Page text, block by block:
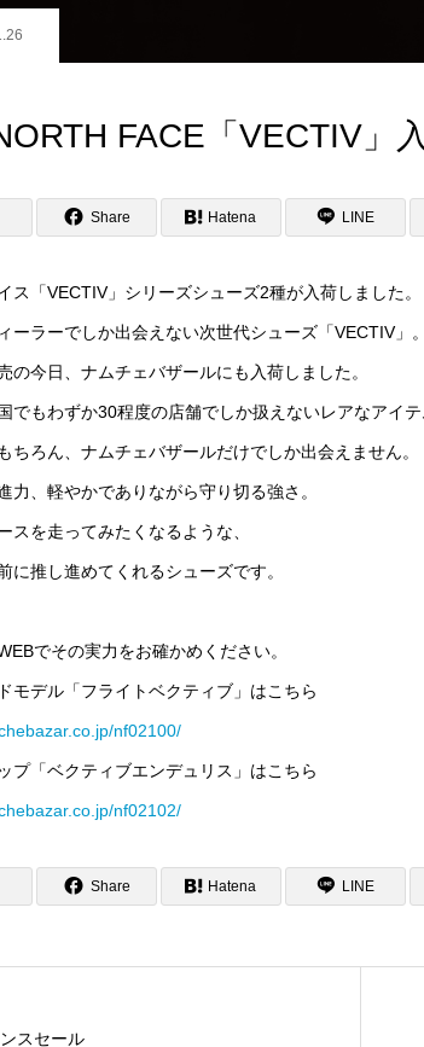
FACE「VECTIV」
Share Hatena LINE
ス「VECTIV」シリーズシューズ2種が入荷しました。
ーラーでしか出会えない次世代シューズ「VECTIV」。
の今日、ナムチェバザールにも入荷しました。
でもわずか30程度の店舗でしか扱えないレアなアイテ
ちろん、ナムチェバザールだけでしか出会えません。
力、軽やかでありながら守り切る強さ。
スを走ってみたくなるような、
に推し進めてくれるシューズです。
でその実力をお確かめください。
モデル「フライトベクティブ」はこちら
nf02100/
プ「ベクティブエンデュリス」はこちら
nf02102/
Share Hatena LINE
スセール